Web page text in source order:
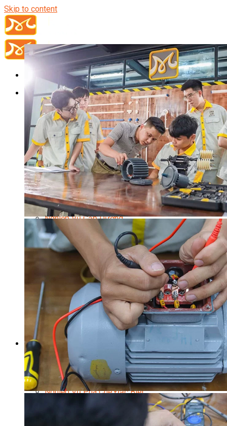
Skip to content
Đầu Bếp
Bếp Trưởng Điều Hành
Nghiệp Vụ Bếp Trưởng
Nghiệp Vụ Bếp Quốc Tế
Nghiệp Vụ Bếp Trưởng Bếp Việt
Nghiệp Vụ Bếp Trưởng Bếp Âu
Nghiệp Vụ Bếp Trưởng Bếp Á
Nghiệp Vụ Bếp Trưởng Bếp Nhật
Nghiệp Vụ Bếp Trưởng Bếp Hoa
Nghiệp Vụ Bếp Hàn
Nghiệp Vụ Bếp Thái
Nghiệp Vụ Bếp Chay
Nghiệp Vụ Quản Lý Bếp
Nghiệp Vụ Cấp Dưỡng
Nghiệp Vụ Bếp Phụ
Điểm Tâm Hồng Kông
Eat Clean
Food Stylist
Master Class
Bếp Gia Đình
Học Nấu Ăn Mở Quán
Chuyên Đề Bếp Nóng
Khởi Sự Kinh Doanh Ngành F&B
Khởi Sự Kinh Doanh Nhà Hàng
Bí Quyết Kinh Doanh và Vận Hành Mô Hình Ẩm Thực
Video Dạy Nấu Ăn
Pha Chế
Nghiệp Vụ Bar Trưởng
Nghiệp Vụ Bartender Chuyên Nghiệp
Nghiệp Vụ Barista Chuyên Nghiệp
Nghiệp Vụ Flair Bartending Chuyên Nghiệp
Nghiệp Vụ Pha Chế Đặc Biệt
Nghiệp Vụ Pha Chế Tổng Hợp
Nghiệp Vụ Quản Lý Bar
Chuyên Gia Cà Phê